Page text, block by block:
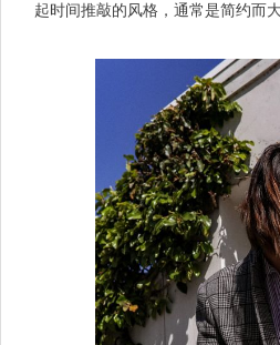
起时间推敲的风格，通常是简约而